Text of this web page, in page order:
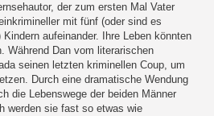
der zum ersten Mal Vater
mit fünf (oder sind es
aufeinander. Ihre Leben könnten
Während Dan vom literarischen
seinen letzten kriminellen Coup, um
Durch eine dramatische Wendung
die Lebenswege der beiden Männer
werden sie fast so etwas wie